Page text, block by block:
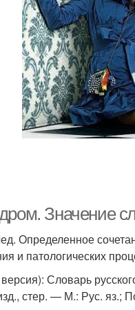
Значение
Определенное
и патологических
Словарь
стер. — М.: Рус. яз.;